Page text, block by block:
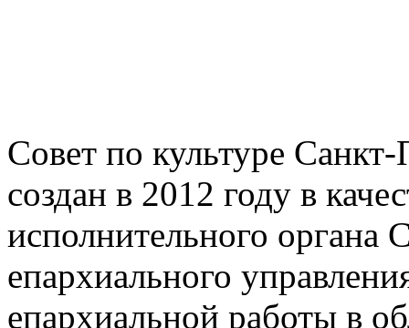
Совет по культуре
создан в 2012 году в
исполнительного органа
епархиального
епархиальной работы в